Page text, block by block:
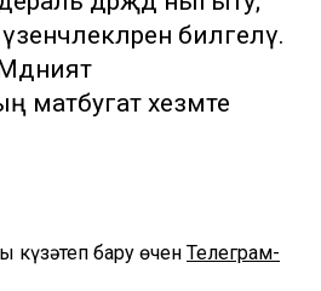
билгеләү.
матбугат хезмәте
күзәтеп бару өчен Телеграм-